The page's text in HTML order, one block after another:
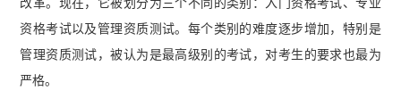
资格考试以及管理资质测试。每个类别的难度逐步增加，特别是
管理资质测试，被认为是最高级别的考试，对考生的要求也最为
严格。